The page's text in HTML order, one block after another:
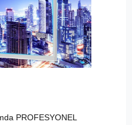
PROFESYONEL